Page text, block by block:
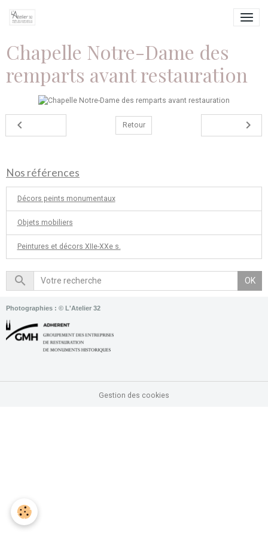
Chapelle Notre-Dame des
remparts avant restauration
Retour
Nos références
Décors peints monumentaux
Objets mobiliers
Peintures et décors XIIe-XXe s.
OK
Photographies : © L'Atelier 32
Gestion des cookies